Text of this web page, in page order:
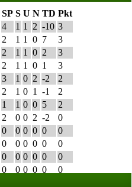
SP S U N TD Pkt
4 1 1 2 -10 3
2 1 1 0 7
3
2 1 1 0 2
3
2 1 1 0 1
3
3 1 0 2 -2
2
2 1 0 1 -1
2
1 1 0 0 5
2
2 0 0 2 -2
0
0 0 0 0 0
0
0 0 0 0 0
0
0 0 0 0 0
0
0 0 0 0 0 0